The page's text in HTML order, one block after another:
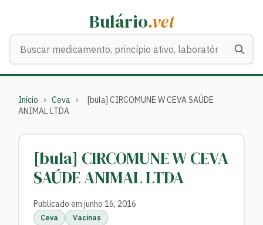
Bulário.vet
Início › Ceva ›
[bula] CIRCOMUNE W CEVA SAÚDE
ANIMAL LTDA
[bula] CIRCOMUNE W CEVA
SAÚDE ANIMAL LTDA
Publicado em junho 16, 2016
Ceva Vacinas